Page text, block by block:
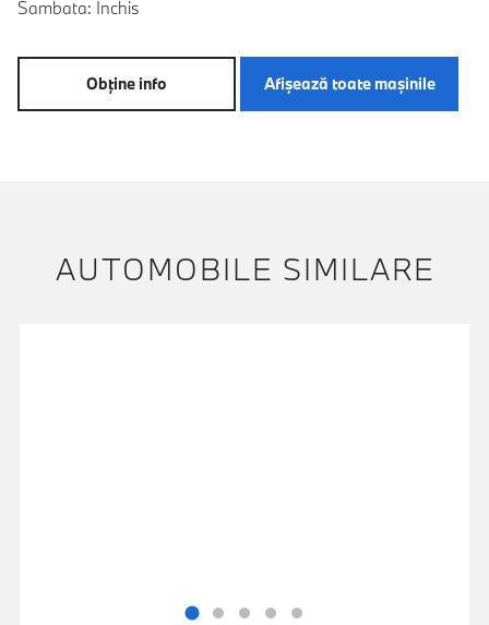
Sambata: Inchis
Obţine info Afişează toate maşinile
AUTOMOBILE SIMILARE